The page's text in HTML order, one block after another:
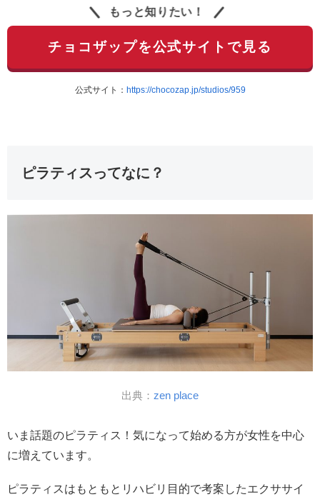
もっと知りたい！
チョコザップを公式サイトで見る
公式サイト： https://chocozap.jp/studios/959
ピラティスってなに？
出典： zen place
いま話題のピラティス！気になって始める方が女性を中心
に増えています。
ピラティスはもともとリハビリ目的で考案したエクササイ